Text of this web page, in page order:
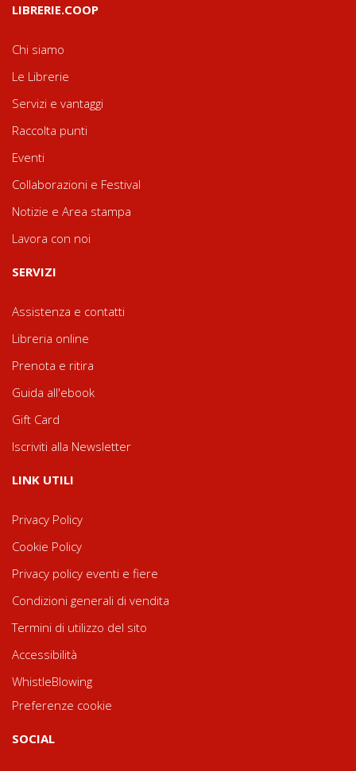
LIBRERIE.COOP
Chi siamo
Le Librerie
Servizi e vantaggi
Raccolta punti
Eventi
Collaborazioni e Festival
Notizie e Area stampa
Lavora con noi
SERVIZI
Assistenza e contatti
Libreria online
Prenota e ritira
Guida all'ebook
Gift Card
Iscriviti alla Newsletter
LINK UTILI
Privacy Policy
Cookie Policy
Privacy policy eventi e fiere
Condizioni generali di vendita
Termini di utilizzo del sito
Accessibilità
WhistleBlowing
Preferenze cookie
SOCIAL